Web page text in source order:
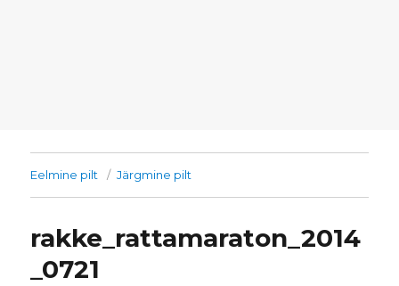
Eelmine pilt Järgmine pilt
rakke_rattamaraton_2014
_0721